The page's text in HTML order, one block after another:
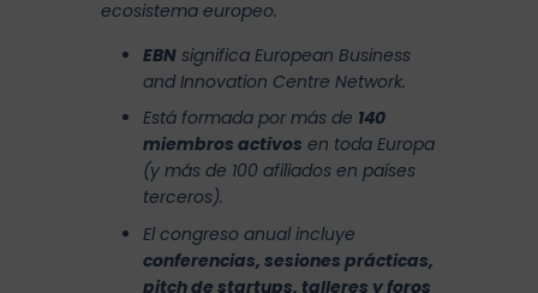
ecosistema europeo.
EBN significa European Business
and Innovation Centre Network.
Está formada por más de 140
miembros activos en toda Europa
(y más de 100 afiliados en países
terceros).
El congreso anual incluye
conferencias, sesiones prácticas,
pitch de startups, talleres y foros